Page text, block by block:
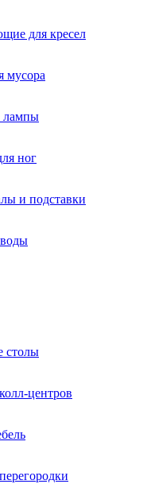
для кресел
мусора
лампы
ног
и подставки
столы
центров